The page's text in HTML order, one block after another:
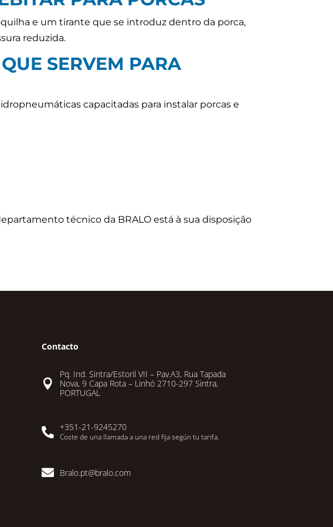
e um tirante que se introduz dentro da porca,
reduzida.
SERVEM PARA
capacitadas para instalar porcas e
técnico da BRALO está à sua disposição
Contacto

Pq. Ind. Sintra/Estoril VII – Pav.A3, Rua Tapada
Nova, 9 Capa Rota – Linhó 2710-297 Sintra,
PORTUGAL
 +351-21-9245270
Coste de una llamada a una red fija según tu tarifa.
 Bralo.pt@bralo.com